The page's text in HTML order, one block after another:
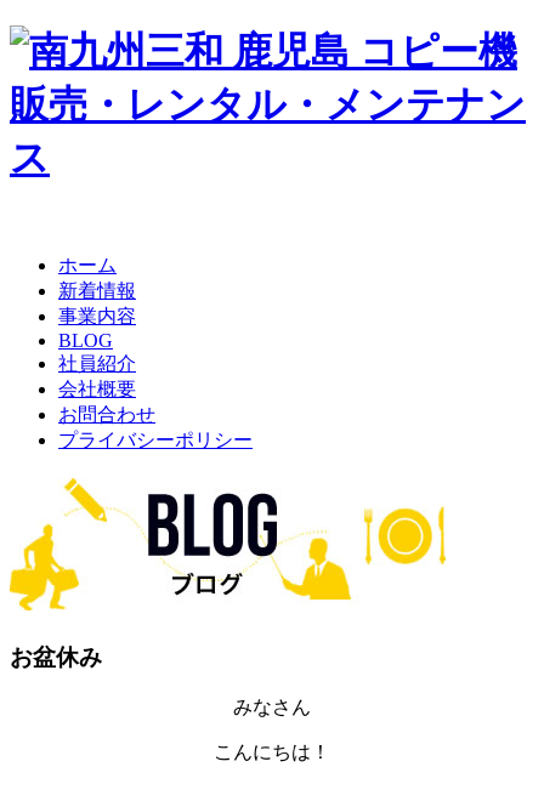
ホーム
新着情報
事業内容
BLOG
社員紹介
会社概要
お問合わせ
プライバシーポリシー
お盆休み
みなさん
こんにちは！